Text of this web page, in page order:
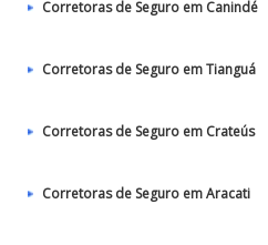
Corretoras de Seguro em Canindé
Corretoras de Seguro em Tianguá
Corretoras de Seguro em Crateús
Corretoras de Seguro em Aracati